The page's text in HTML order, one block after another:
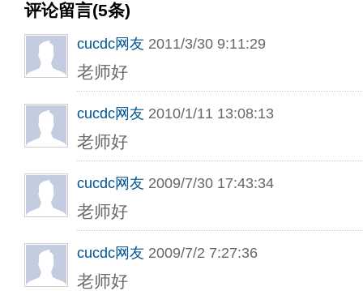
评论留言(5条)
cucdc网友 2011/3/30 9:11:29
老师好
cucdc网友 2010/1/11 13:08:13
老师好
cucdc网友 2009/7/30 17:43:34
老师好
cucdc网友 2009/7/2 7:27:36
老师好